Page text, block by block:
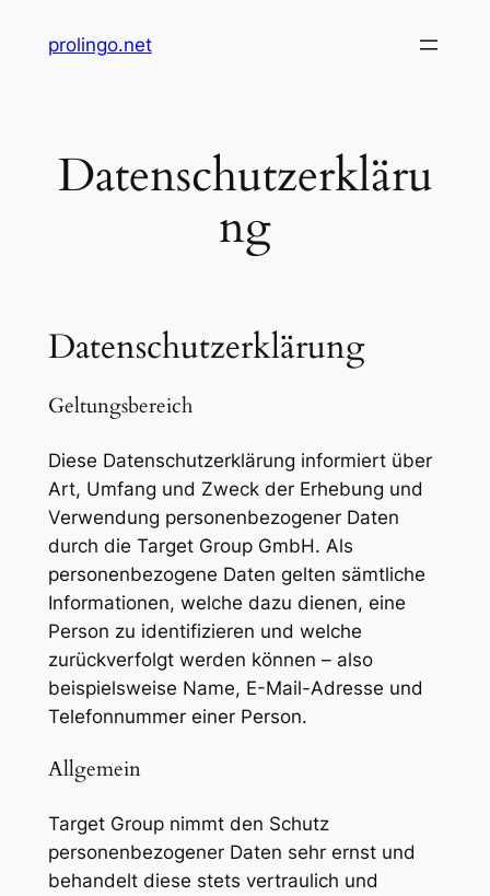
Inhaltprolingo.net
Datenschutzerkläru
ng
Datenschutzerklärung
Geltungsbereich
Diese Datenschutzerklärung informiert über
Art, Umfang und Zweck der Erhebung und
Verwendung personenbezogener Daten
durch die Target Group GmbH. Als
personenbezogene Daten gelten sämtliche
Informationen, welche dazu dienen, eine
Person zu identifizieren und welche
zurückverfolgt werden können – also
beispielsweise Name, E-Mail-Adresse und
Telefonnummer einer Person.
Allgemein
Target Group nimmt den Schutz
personenbezogener Daten sehr ernst und
behandelt diese stets vertraulich und